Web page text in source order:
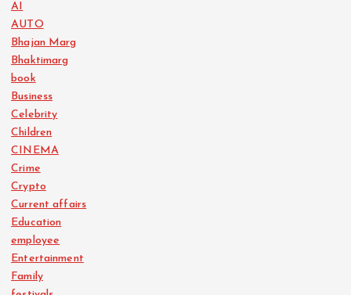
AI
AUTO
Bhajan Marg
Bhaktimarg
book
Business
Celebrity
Children
CINEMA
Crime
Crypto
Current affairs
Education
employee
Entertainment
Family